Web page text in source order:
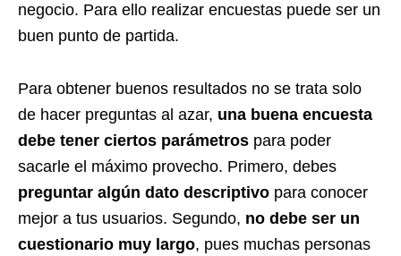
negocio. Para ello realizar encuestas puede ser un
buen punto de partida.
Para obtener buenos resultados no se trata solo
de hacer preguntas al azar, una buena encuesta
debe tener ciertos parámetros para poder
sacarle el máximo provecho. Primero, debes
preguntar algún dato descriptivo para conocer
mejor a tus usuarios. Segundo, no debe ser un
cuestionario muy largo, pues muchas personas